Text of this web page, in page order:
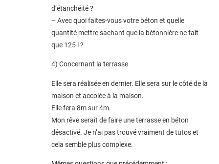
d’étanchéité ?
– Avec quoi faites-vous votre béton et quelle
quantité mettre sachant que la bétonnière ne fait
que 125 l ?
4) Concernant la terrasse
Elle sera réalisée en dernier. Elle sera sur le côté de la
maison et accolée à la maison.
Elle fera 8m sur 4m.
Mon rêve serait de faire une terrasse en béton
désactivé. Je n’ai pas trouvé vraiment de tutos et
cela semble plus complexe.